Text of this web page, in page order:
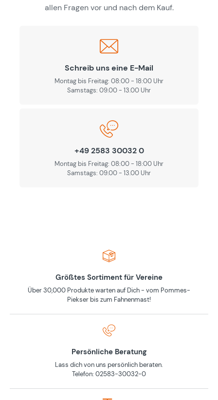
allen Fragen vor und nach dem Kauf.
Schreib uns eine E-Mail
Montag bis Freitag: 08:00 - 18:00 Uhr
Samstags: 09.00 - 13.00 Uhr
+49 2583 30032 0
Montag bis Freitag: 08:00 - 18:00 Uhr
Samstags: 09.00 - 13.00 Uhr
Größtes Sortiment für Vereine
Über 30,000 Produkte warten auf Dich - vom Pommes-
Piekser bis zum Fahnenmast!
Persönliche Beratung
Lass dich von uns persönlich beraten.
Telefon: 02583-30032-0